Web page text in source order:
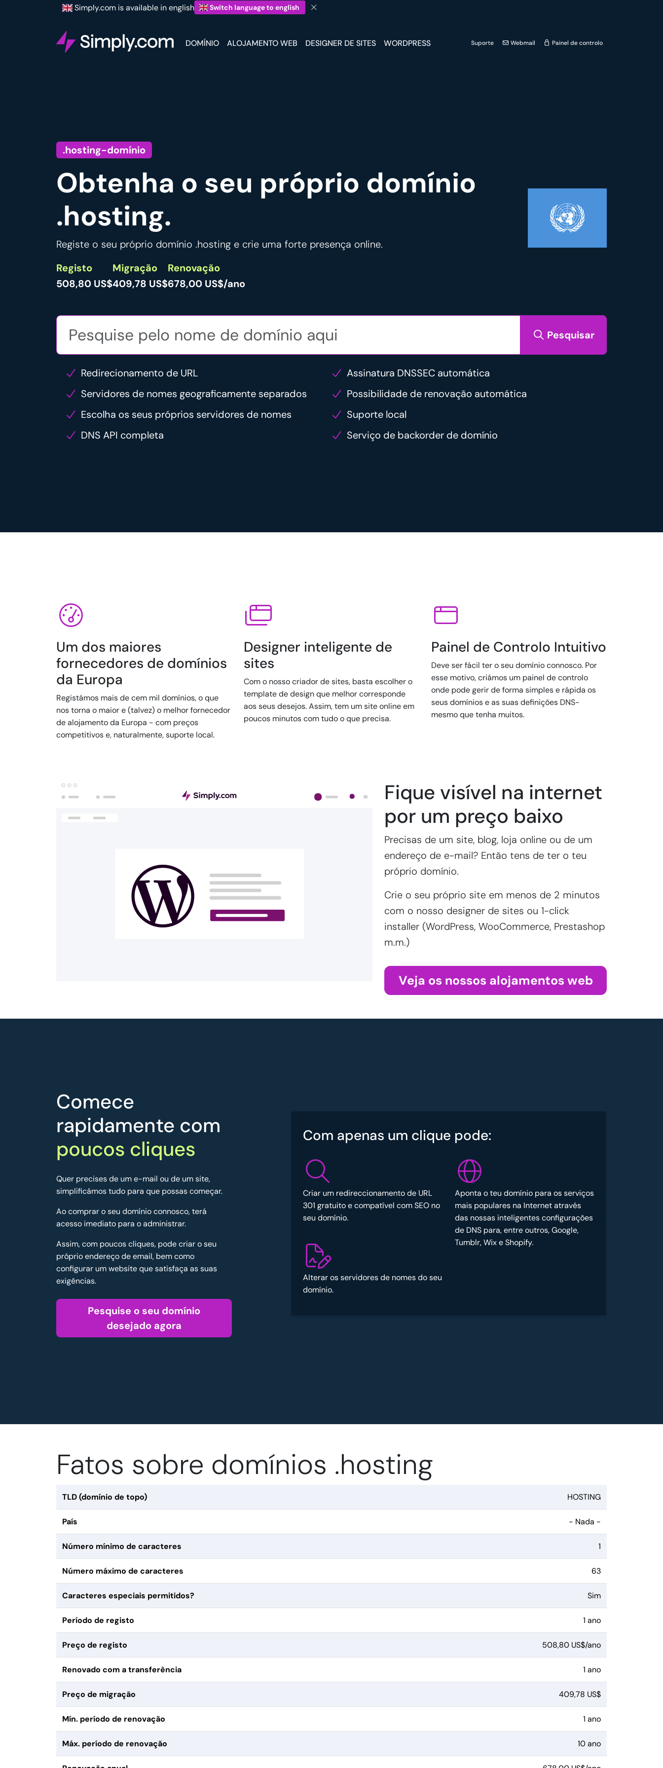
Simply.com is available in english Switch language to english
DOMÍNIO ALOJAMENTO WEB DESIGNER DE SITES WORDPRESS Suporte Webmail Painel de controlo
.hosting-domínio
Obtenha o seu próprio domínio
.hosting.
Registe o seu próprio domínio .hosting e crie uma forte presença online.
Registo
508,80 US$
Migração
409,78 US$
Renovação
678,00 US$/ano
Pesquisar
Redirecionamento de URL
Assinatura DNSSEC automática
Servidores de nomes geograficamente separados
Possibilidade de renovação automática
Escolha os seus próprios servidores de nomes
Suporte local
DNS API completa
Serviço de backorder de domínio
Um dos maiores
fornecedores de domínios
da Europa
Registámos mais de cem mil domínios, o que
nos torna o maior e (talvez) o melhor fornecedor
de alojamento da Europa - com preços
competitivos e, naturalmente, suporte local.
Designer inteligente de
sites
Com o nosso criador de sites, basta escolher o
template de design que melhor corresponde
aos seus desejos. Assim, tem um site online em
poucos minutos com tudo o que precisa.
Painel de Controlo Intuitivo
Deve ser fácil ter o seu domínio connosco. Por
esse motivo, criámos um painel de controlo
onde pode gerir de forma simples e rápida os
seus domínios e as suas definições DNS-
mesmo que tenha muitos.
Fique visível na internet
por um preço baixo
Precisas de um site, blog, loja online ou de um
endereço de e-mail? Então tens de ter o teu
próprio domínio.
Crie o seu próprio site em menos de 2 minutos
com o nosso designer de sites ou 1-click
installer (WordPress, WooCommerce, Prestashop
m.m.)
Veja os nossos alojamentos web
Comece
rapidamente com
poucos cliques
Quer precises de um e-mail ou de um site,
simplificámos tudo para que possas começar.
Ao comprar o seu domínio connosco, terá
acesso imediato para o administrar.
Assim, com poucos cliques, pode criar o seu
próprio endereço de email, bem como
configurar um website que satisfaça as suas
exigências.
Pesquise o seu domínio
desejado agora
Com apenas um clique pode:
Criar um redireccionamento de URL
301 gratuito e compatível com SEO no
seu domínio.
Alterar os servidores de nomes do seu
domínio.
Aponta o teu domínio para os serviços
mais populares na Internet através
das nossas inteligentes configurações
de DNS para, entre outros, Google,
Tumblr, Wix e Shopify.
Fatos sobre domínios .hosting
TLD (domínio de topo) HOSTING
País - Nada -
Número mínimo de caracteres 1
Número máximo de caracteres 63
Caracteres especiais permitidos? Sim
Período de registo 1 ano
Preço de registo 508,80 US$/ano
Renovado com a transferência 1 ano
Preço de migração 409,78 US$
Mín. período de renovação 1 ano
Máx. período de renovação 10 ano